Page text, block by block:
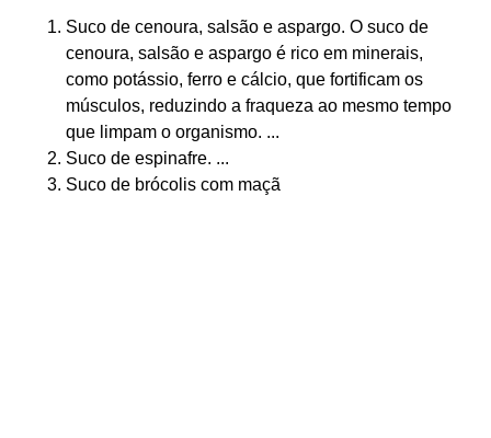
Suco de cenoura, salsão e aspargo. O suco de
cenoura, salsão e aspargo é rico em minerais,
como potássio, ferro e cálcio, que fortificam os
músculos, reduzindo a fraqueza ao mesmo tempo
que limpam o organismo. ...
Suco de espinafre. ...
Suco de brócolis com maçã